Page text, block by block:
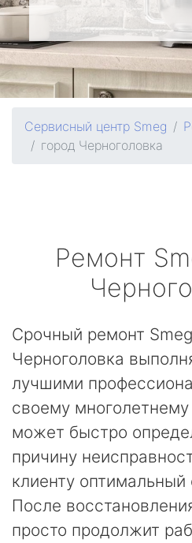
Сервисный центр Smeg
город Черноголовка
Ремонт
Срочный ремонт
Черноголовка
лучшими
своему
может быстро
причину
клиенту
После
просто продолжит